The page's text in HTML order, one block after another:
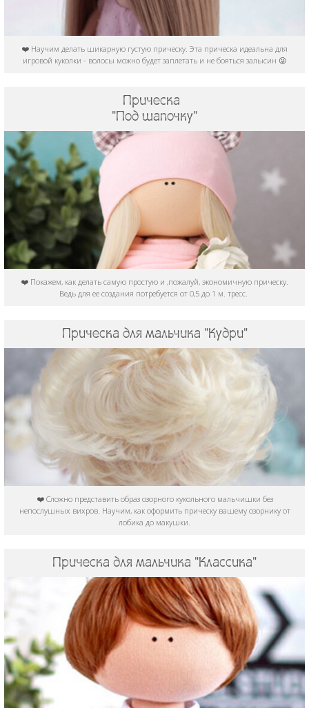
❤️ Научим делать шикарную густую прическу. Эта прическа идеальна для
игровой куколки - волосы можно будет заплетать и не бояться залысин 😜
Прическа
"Под шапочку"
❤️ Покажем, как делать самую простую и ,пожалуй, экономичную прическу.
Ведь для ее создания потребуется от 0,5 до 1 м. тресс.
Прическа для мальчика "Кудри"
❤️ Сложно представить образ озорного кукольного мальчишки без
непослушных вихров. Научим, как оформить прическу вашему озорнику от
лобика до макушки.
Прическа для мальчика "Классика"